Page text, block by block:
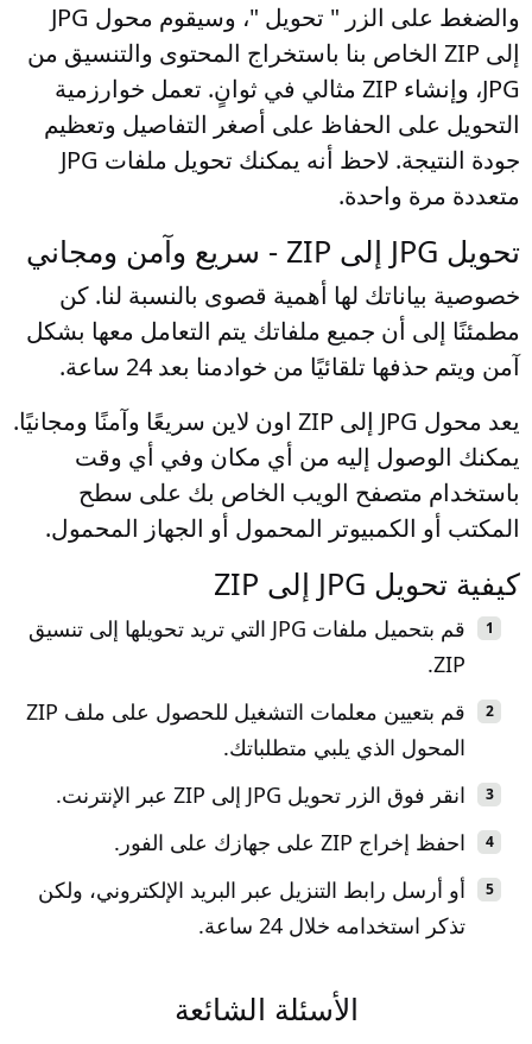
والضغط على الزر " تحويل "، وسيقوم محول JPG
إلى ZIP الخاص بنا باستخراج المحتوى والتنسيق من
JPG، وإنشاء ZIP مثالي في ثوانٍ. تعمل خوارزمية
التحويل على الحفاظ على أصغر التفاصيل وتعظيم
جودة النتيجة. لاحظ أنه يمكنك تحويل ملفات JPG
متعددة مرة واحدة.
تحويل JPG إلى ZIP - سريع وآمن ومجاني
خصوصية بياناتك لها أهمية قصوى بالنسبة لنا. كن
مطمئنًا إلى أن جميع ملفاتك يتم التعامل معها بشكل
آمن ويتم حذفها تلقائيًا من خوادمنا بعد 24 ساعة.
يعد محول JPG إلى ZIP اون لاين سريعًا وآمنًا ومجانيًا.
يمكنك الوصول إليه من أي مكان وفي أي وقت
باستخدام متصفح الويب الخاص بك على سطح
المكتب أو الكمبيوتر المحمول أو الجهاز المحمول.
كيفية تحويل JPG إلى ZIP
قم بتحميل ملفات JPG التي تريد تحويلها إلى تنسيق
ZIP.
قم بتعيين معلمات التشغيل للحصول على ملف ZIP
المحول الذي يلبي متطلباتك.
انقر فوق الزر تحويل JPG إلى ZIP عبر الإنترنت.
احفظ إخراج ZIP على جهازك على الفور.
أو أرسل رابط التنزيل عبر البريد الإلكتروني، ولكن
تذكر استخدامه خلال 24 ساعة.
الأسئلة الشائعة